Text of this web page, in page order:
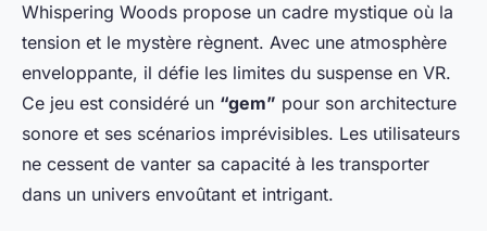
Whispering Woods propose un cadre mystique où la
tension et le mystère règnent. Avec une atmosphère
enveloppante, il défie les limites du suspense en VR.
Ce jeu est considéré un “gem” pour son architecture
sonore et ses scénarios imprévisibles. Les utilisateurs
ne cessent de vanter sa capacité à les transporter
dans un univers envoûtant et intrigant.